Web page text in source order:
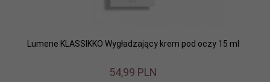
Lumene KLASSIKKO Wygładzający krem pod oczy 15 ml
54,99 PLN